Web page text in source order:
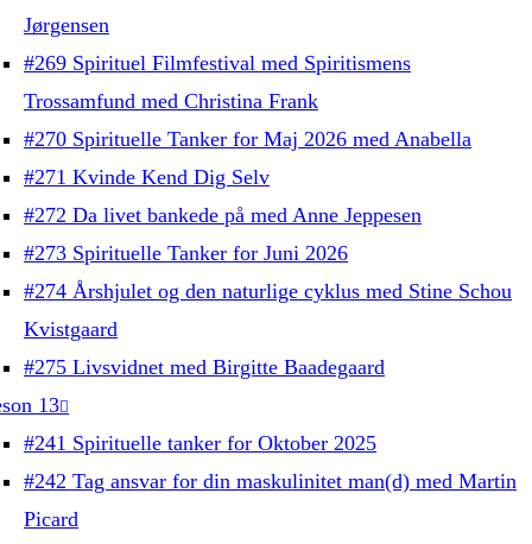
Jørgensen
#269 Spirituel Filmfestival med Spiritismens
Trossamfund med Christina Frank
#270 Spirituelle Tanker for Maj 2026 med Anabella
#271 Kvinde Kend Dig Selv
#272 Da livet bankede på med Anne Jeppesen
#273 Spirituelle Tanker for Juni 2026
#274 Årshjulet og den naturlige cyklus med Stine Schou
Kvistgaard
#275 Livsvidnet med Birgitte Baadegaard
13
#241 Spirituelle tanker for Oktober 2025
#242 Tag ansvar for din maskulinitet man(d) med Martin
Picard